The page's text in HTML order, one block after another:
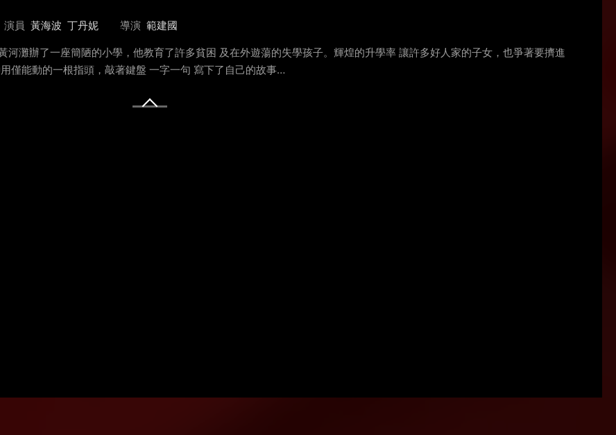
演員 黃海波 丁丹妮 導演 範建國
灘辦了一座簡陋的小學，他教育了許多貧困 及在外遊蕩的失學孩子。輝煌的升學率 讓許多好人家的子女，也爭著要擠進
僅能動的一根指頭，敲著鍵盤 一字一句 寫下了自己的故事…